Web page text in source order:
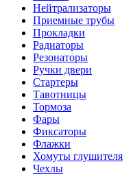
Нейтрализаторы
Приемные трубы
Прокладки
Радиаторы
Резонаторы
Ручки двери
Стартеры
Тавотницы
Тормоза
Фары
Фиксаторы
Флажки
Хомуты глушителя
Чехлы